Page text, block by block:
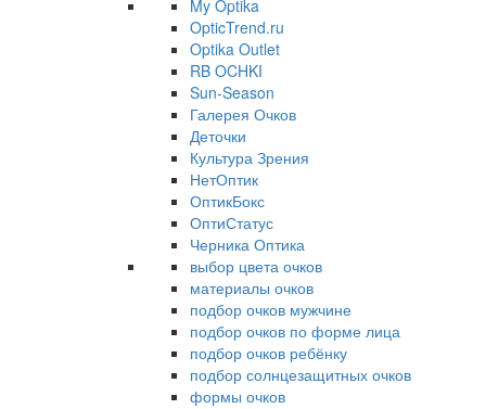
My Optika
OpticTrend.ru
Optika Outlet
RB OCHKI
Sun-Season
Галерея Очков
Деточки
Культура Зрения
НетОптик
ОптикБокс
ОптиСтатус
Черника Оптика
выбор цвета очков
материалы очков
подбор очков мужчине
подбор очков по форме лица
подбор очков ребёнку
подбор солнцезащитных очков
формы очков